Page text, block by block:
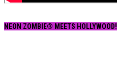
NEON ZOMBIE® MEETS HOLLYWOOD!